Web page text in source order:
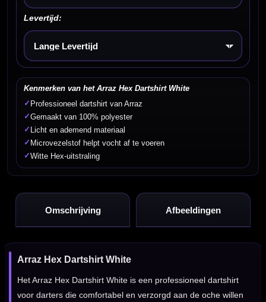
Levertijd:
Kies een optie
Kenmerken van het Arraz Hex Dartshirt White
✓ Professioneel dartshirt van Arraz
✓Gemaakt van 100% polyester
✓ Licht en ademend materiaal
✓ Microvezelstof helpt vocht af te voeren
✓Witte Hex-uitstraling
Omschrijving Afbeeldingen
Arraz Hex Dartshirt White
Het Arraz Hex Dartshirt White is een professioneel dartshirt
voor darters die comfortabel en verzorgd aan de oche willen